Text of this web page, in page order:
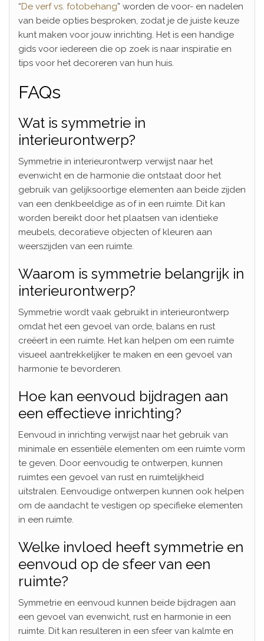
“De verf vs. fotobehang” worden de voor- en nadelen
van beide opties besproken, zodat je de juiste keuze
kunt maken voor jouw inrichting. Het is een handige
gids voor iedereen die op zoek is naar inspiratie en
tips voor het decoreren van hun huis.
FAQs
Wat is symmetrie in
interieurontwerp?
Symmetrie in interieurontwerp verwijst naar het
evenwicht en de harmonie die ontstaat door het
gebruik van gelijksoortige elementen aan beide zijden
van een denkbeeldige as of in een ruimte. Dit kan
worden bereikt door het plaatsen van identieke
meubels, decoratieve objecten of kleuren aan
weerszijden van een ruimte.
Waarom is symmetrie belangrijk in
interieurontwerp?
Symmetrie wordt vaak gebruikt in interieurontwerp
omdat het een gevoel van orde, balans en rust
creëert in een ruimte. Het kan helpen om een ruimte
visueel aantrekkelijker te maken en een gevoel van
harmonie te bevorderen.
Hoe kan eenvoud bijdragen aan
een effectieve inrichting?
Eenvoud in inrichting verwijst naar het gebruik van
minimale en essentiële elementen om een ruimte vorm
te geven. Door eenvoudig te ontwerpen, kunnen
ruimtes een gevoel van rust en ruimtelijkheid
uitstralen. Eenvoudige ontwerpen kunnen ook helpen
om de aandacht te vestigen op specifieke elementen
in een ruimte.
Welke invloed heeft symmetrie en
eenvoud op de sfeer van een
ruimte?
Symmetrie en eenvoud kunnen beide bijdragen aan
een gevoel van evenwicht, rust en harmonie in een
ruimte. Dit kan resulteren in een sfeer van kalmte en